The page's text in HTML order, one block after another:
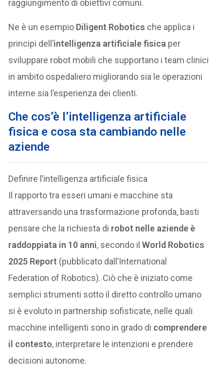
raggiungimento di obiettivi comuni.
Ne è un esempio Diligent Robotics che applica i
principi dell’intelligenza artificiale fisica per
sviluppare robot mobili che supportano i team clinici
in ambito ospedaliero migliorando sia le operazioni
interne sia l’esperienza dei clienti.
Che cos’è l’intelligenza artificiale
fisica e cosa sta cambiando nelle
aziende
Definire l’intelligenza artificiale fisica
Il rapporto tra esseri umani e macchine sta
attraversando una trasformazione profonda, basti
pensare che la richiesta di robot nelle aziende è
raddoppiata in 10 anni, secondo ilWorld Robotics
2025 Report (pubblicato dall’International
Federation of Robotics). Ciò che è iniziato come
semplici strumenti sotto il diretto controllo umano
si è evoluto in partnership sofisticate, nelle quali
macchine intelligenti sono in grado di comprendere
il contesto, interpretare le intenzioni e prendere
decisioni autonome.